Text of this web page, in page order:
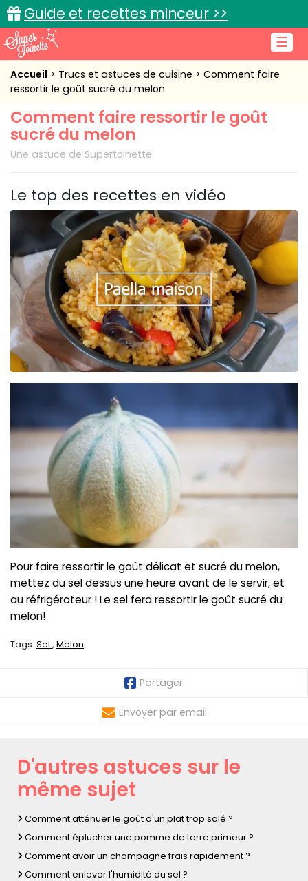
☰
Guide et recettes minceur >>
Accueil
Cuisine pratique
Connexion
Accueil Trucs et astuces de cuisine
Comment faire
ressortir le goût sucré du melon
Comment faire ressortir le goût
sucré du melon
Une astuce de Supertoinette
Le top des recettes en vidéo
Pour faire ressortir le goût délicat et sucré du melon,
mettez du sel dessus une heure avant de le servir, et
au réfrigérateur ! Le sel fera ressortir le goût sucré du
melon!
Tags: Sel Melon
Partager
Envoyer par email
D'autres astuces sur le
même sujet
Comment atténuer le goût d'un plat trop salé ?
Comment éplucher une pomme de terre primeur ?
Comment avoir un champagne frais rapidement ?
Comment enlever l'humidité du sel ?